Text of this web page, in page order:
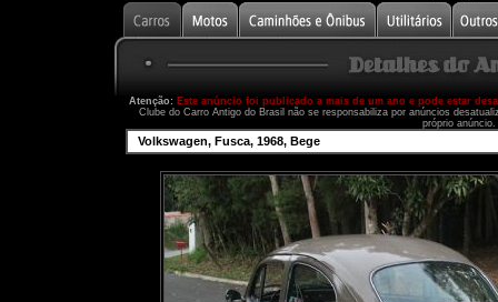
Atenção: Este anúncio foi publicado a mais de um ano e pode estar
Clube do Carro Antigo do Brasil não se responsabiliza por anúncios
próprio anúncio.
Volkswagen, Fusca, 1968, Bege